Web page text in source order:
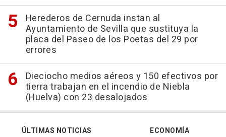
Herederos de Cernuda instan al
Ayuntamiento de Sevilla que sustituya la
placa del Paseo de los Poetas del 29 por
errores
Dieciocho medios aéreos y 150 efectivos por
tierra trabajan en el incendio de Niebla
(Huelva) con 23 desalojados
ÚLTIMAS NOTICIAS
ECONOMÍA